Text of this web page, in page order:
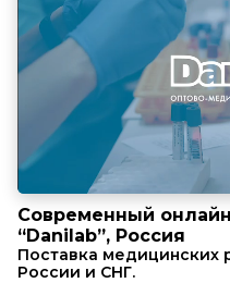
Современный
“Danilab”, Россия
Поставка медицинских
России и СНГ.